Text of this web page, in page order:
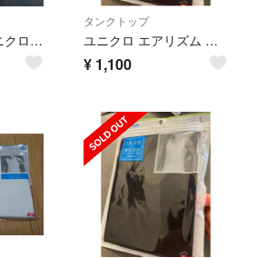
新品 UNIQLO ユニクロ カラー リブ タンクトップ メンズ XL LL 黄緑 グリーン 紳士 テレコ ランニング
タンクトップ
ユニクロ エアリズム デオドラントメッシュ タンクトップ ブラック Lサイズ
¥ 1,100